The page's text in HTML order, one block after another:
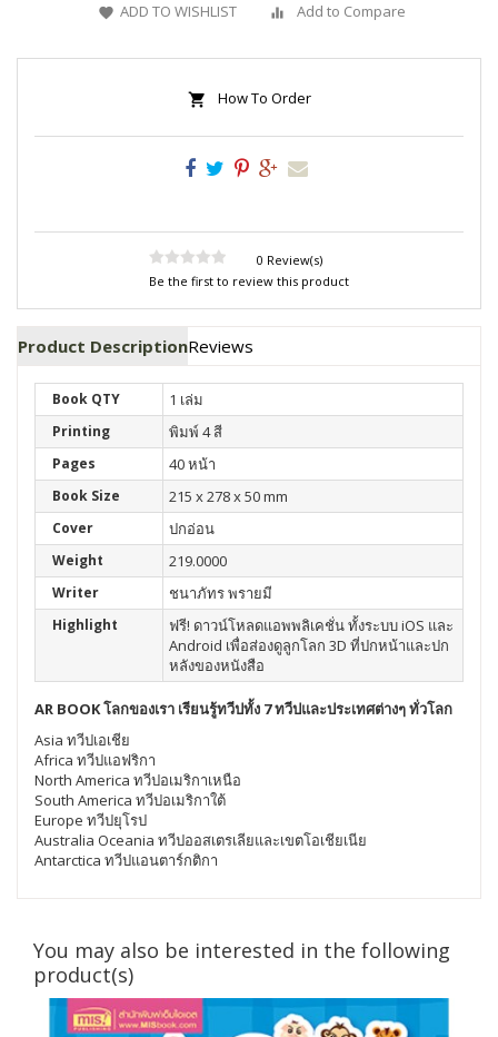
ADD TO WISHLIST Add to Compare
How To Order
0 Review(s)
Be the first to review this product
Product DescriptionReviews
Book QTY 1 เล่ม
Printing พิมพ์ 4 สี
Pages 40 หน้า
Book Size 215 x 278 x 50 mm
Cover ปกอ่อน
Weight 219.0000
Writer ชนาภัทร พรายมี
Highlight
ฟรี! ดาวน์โหลดแอพพลิเคชั่น ทั้งระบบ iOS และ
Android เพื่อส่องดูลูกโลก 3D ที่ปกหน้าและปก
หลังของหนังสือ
AR BOOK โลกของเรา เรียนรู้ทวีปทั้ง 7 ทวีปและประเทศต่างๆ ทั่วโลก
Asia ทวีปเอเชีย
Africa ทวีปแอฟริกา
North America ทวีปอเมริกาเหนือ
South America ทวีปอเมริกาใต้
Europe ทวีปยุโรป
Australia Oceania ทวีปออสเตรเลียและเขตโอเชียเนีย
Antarctica ทวีปแอนตาร์กติกา
You may also be interested in the following
product(s)